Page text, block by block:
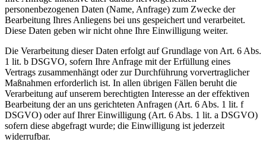
personenbezogenen Daten (Name, Anfrage) zum Zwecke der
Bearbeitung Ihres Anliegens bei uns gespeichert und verarbeitet.
Diese Daten geben wir nicht ohne Ihre Einwilligung weiter.
Die Verarbeitung dieser Daten erfolgt auf Grundlage von Art. 6 Abs.
1 lit. b DSGVO, sofern Ihre Anfrage mit der Erfüllung eines
Vertrags zusammenhängt oder zur Durchführung vorvertraglicher
Maßnahmen erforderlich ist. In allen übrigen Fällen beruht die
Verarbeitung auf unserem berechtigten Interesse an der effektiven
Bearbeitung der an uns gerichteten Anfragen (Art. 6 Abs. 1 lit. f
DSGVO) oder auf Ihrer Einwilligung (Art. 6 Abs. 1 lit. a DSGVO)
sofern diese abgefragt wurde; die Einwilligung ist jederzeit
widerrufbar.